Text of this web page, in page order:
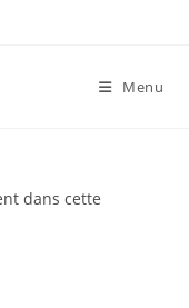
Menu
dans cette